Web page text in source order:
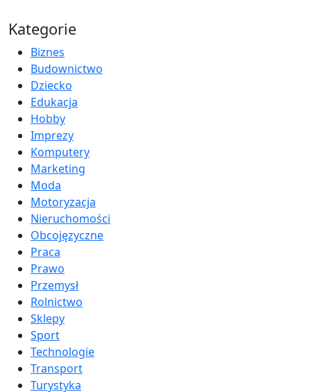
Kategorie
Biznes
Budownictwo
Dziecko
Edukacja
Hobby
Imprezy
Komputery
Marketing
Moda
Motoryzacja
Nieruchomości
Obcojęzyczne
Praca
Prawo
Przemysł
Rolnictwo
Sklepy
Sport
Technologie
Transport
Turystyka